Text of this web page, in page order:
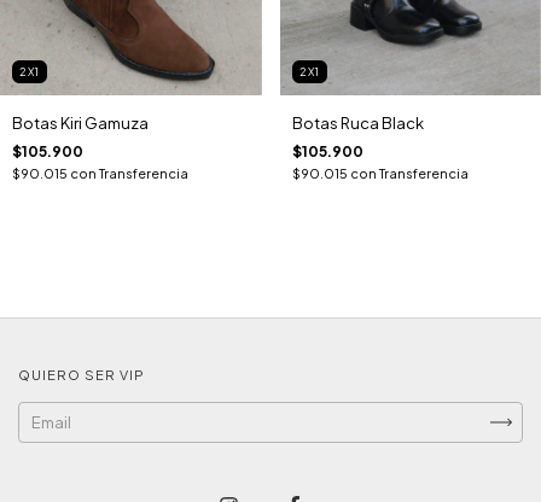
2X1
Botas Kiri Gamuza
$105.900
$90.015 con Transferencia
2X1
Botas Ruca Black
$105.900
$90.015 conTransferencia
QUIERO SER VIP